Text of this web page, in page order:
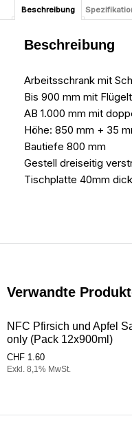
Beschreibung
Beschreibung
Arbeitsschrank mit
Bis 900 mm mit
AB 1.000 mm mit
Höhe: 850 mm + 35
Bautiefe 800 mm
Gestell dreiseitig
Tischplatte 40mm
Verwandte
NFC Pfirsich und Apfel
only (Pack 12x900ml)
CHF 1.60
Exkl. 8,1% MwSt.